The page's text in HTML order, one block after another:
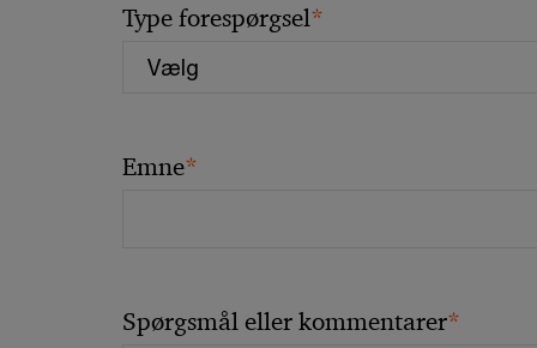
Type forespørgsel*
Emne*
Spørgsmål eller kommentarer*